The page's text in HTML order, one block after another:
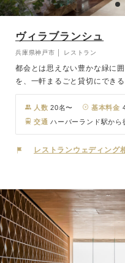
ヴィラブランシュ
兵庫県神戸市 │ レストラン
都会とは思えない豊かな緑に
を、一軒まるごと貸切にでき
プルなダイニングルームは、
い自然光が降り注ぎます。会
できるのも、一軒家レストラ
ードを備えたチャペルもあり
様のもと神に誓うキリスト教式
人数 20名〜 基本料金
交通 ハーバーランド駅から
レストランウェディング